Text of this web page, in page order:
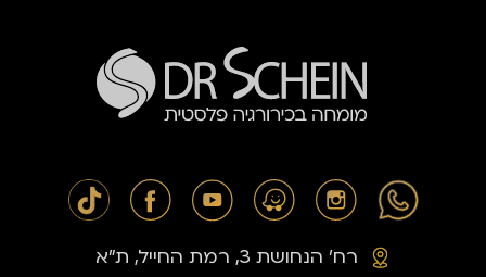
רח׳ הנחושת 3, רמת החייל, ת״א